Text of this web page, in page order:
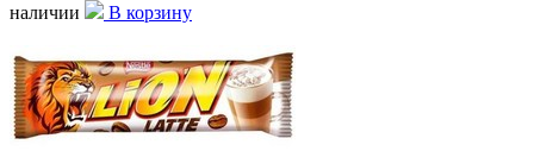
наличии
В корзину